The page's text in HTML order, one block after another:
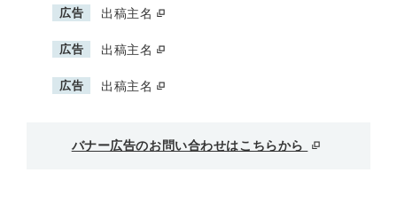
広告 出稿主名
広告 出稿主名
広告 出稿主名
バナー広告のお問い合わせはこちらから